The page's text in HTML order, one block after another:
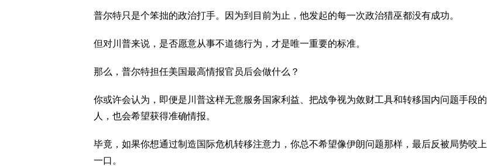
普尔特只是个笨拙的政治打手。因为到目前为止，他发起的每一次政治猎巫都没有成功。
但对川普来说，是否愿意从事不道德行为，才是唯一重要的标准。
那么，普尔特担任美国最高情报官员后会做什么？
你或许会认为，即便是川普这样无意服务国家利益、把战争视为敛财工具和转移国内问题手段的
人，也会希望获得准确情报。
毕竟，如果你想通过制造国际危机转移注意力，你总不希望像伊朗问题那样，最后反被局势咬上
一口。